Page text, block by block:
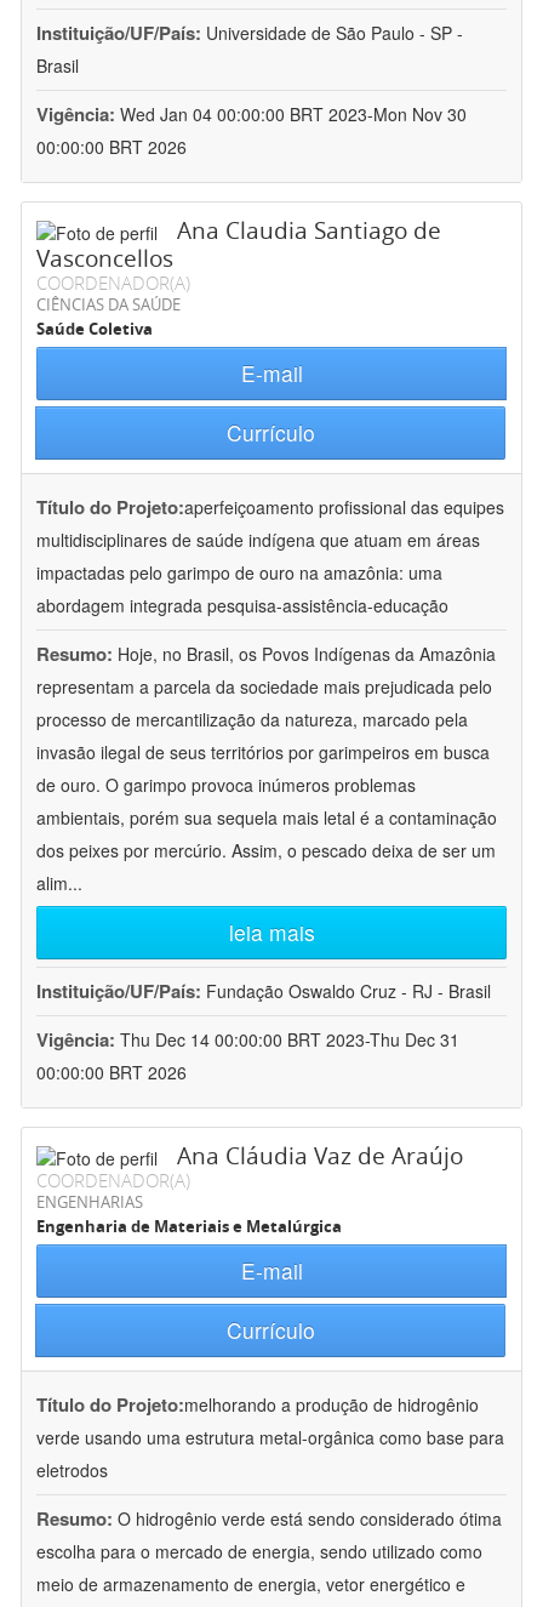
Instituição/UF/País: Universidade de São Paulo - SP -
Brasil
Vigência: Wed Jan 04 00:00:00 BRT 2023-Mon Nov 30
00:00:00 BRT 2026
Ana Claudia Santiago de
Vasconcellos
COORDENADOR(A)
CIÊNCIAS DA SAÚDE
Saúde Coletiva
E-mail
Currículo
Título do Projeto:aperfeiçoamento profissional das equipes
multidisciplinares de saúde indígena que atuam em áreas
impactadas pelo garimpo de ouro na amazônia: uma
abordagem integrada pesquisa-assistência-educação
Resumo: Hoje, no Brasil, os Povos Indígenas da Amazônia
representam a parcela da sociedade mais prejudicada pelo
processo de mercantilização da natureza, marcado pela
invasão ilegal de seus territórios por garimpeiros em busca
de ouro. O garimpo provoca inúmeros problemas
ambientais, porém sua sequela mais letal é a contaminação
dos peixes por mercúrio. Assim, o pescado deixa de ser um
alim...
leia mais
Instituição/UF/País: Fundação Oswaldo Cruz - RJ - Brasil
Vigência: Thu Dec 14 00:00:00 BRT 2023-Thu Dec 31
00:00:00 BRT 2026
Ana Cláudia Vaz de Araújo
COORDENADOR(A)
ENGENHARIAS
Engenharia de Materiais e Metalúrgica
E-mail
Currículo
Título do Projeto:melhorando a produção de hidrogênio
verde usando uma estrutura metal-orgânica como base para
eletrodos
Resumo: O hidrogênio verde está sendo considerado ótima
escolha para o mercado de energia, sendo utilizado como
meio de armazenamento de energia, vetor energético e